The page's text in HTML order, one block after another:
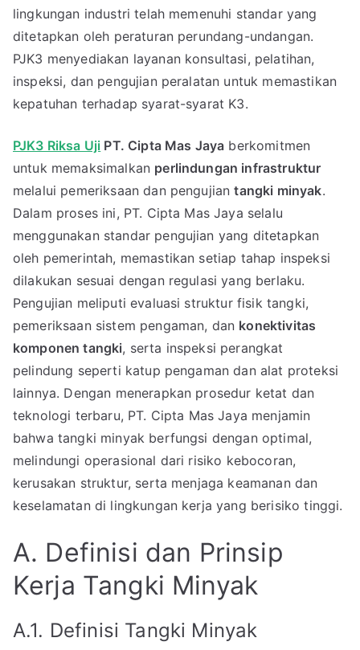
lingkungan industri telah memenuhi standar yang
ditetapkan oleh peraturan perundang-undangan.
PJK3 menyediakan layanan konsultasi, pelatihan,
inspeksi, dan pengujian peralatan untuk memastikan
kepatuhan terhadap syarat-syarat K3.
PJK3 Riksa Uji PT. Cipta Mas Jaya berkomitmen
untuk memaksimalkan perlindungan infrastruktur
melalui pemeriksaan dan pengujiantangki minyak.
Dalam proses ini, PT. Cipta Mas Jaya selalu
menggunakan standar pengujian yang ditetapkan
oleh pemerintah, memastikan setiap tahap inspeksi
dilakukan sesuai dengan regulasi yang berlaku.
Pengujian meliputi evaluasi struktur fisik tangki,
pemeriksaan sistem pengaman, dan konektivitas
komponen tangki, serta inspeksi perangkat
pelindung seperti katup pengaman dan alat proteksi
lainnya. Dengan menerapkan prosedur ketat dan
teknologi terbaru, PT. Cipta Mas Jaya menjamin
bahwa tangki minyak berfungsi dengan optimal,
melindungi operasional dari risiko kebocoran,
kerusakan struktur, serta menjaga keamanan dan
keselamatan di lingkungan kerja yang berisiko tinggi.
A. Definisi dan Prinsip
Kerja Tangki Minyak
A.1. Definisi Tangki Minyak